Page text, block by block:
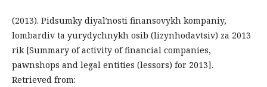
(2013). Pidsumky diyalʹnosti finansovykh kompaniy,
lombardiv ta yurydychnykh osib (lizynhodavtsiv) za 2013
rik [Summary of activity of financial companies,
pawnshops and legal entities (lessors) for 2013].
Retrieved from: